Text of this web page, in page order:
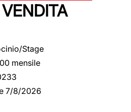
Stage
mensile
7/8/2026